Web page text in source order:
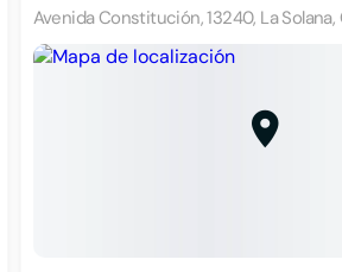
Avenida Constitución, 13240, La Solana,